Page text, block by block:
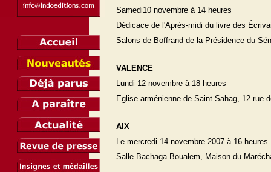
Samedi10 novembre à 14 heures
Dédicace de l'Après-midi du livre des
Salons de Boffrand de la Présidence du
VALENCE
Lundi 12 novembre à 18 heures
Eglise arménienne de Saint Sahag, 12 rue
AIX
Le mercredi 14 novembre 2007 à 16 heures
Salle Bachaga Boualem, Maison du